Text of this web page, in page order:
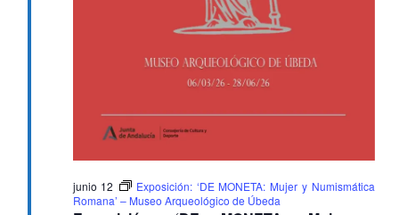
junio 12
Exposición: ‘DE MONETA: Mujer y Numismática
Romana’ – Museo Arqueológico de Úbeda